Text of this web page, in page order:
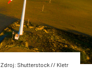
Zdroj: Shutterstock // Kletr